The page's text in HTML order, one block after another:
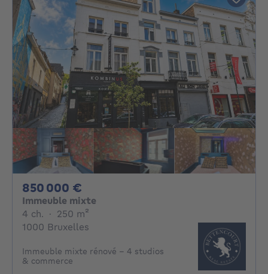
850 000 €
Immeuble mixte
4 ch. 4 chambres
· 250 m²
1000 Bruxelles
Immeuble mixte rénové – 4 studios
& commerce